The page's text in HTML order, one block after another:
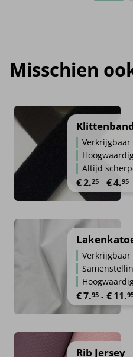
Misschien
Altijd
€2.25 - €4.95
€7.95 - €11.
Rib Jersey